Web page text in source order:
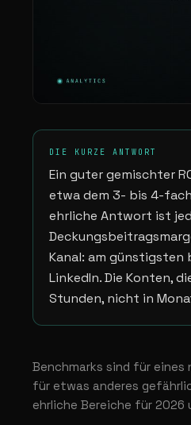
DIE KURZE ANTWORT
Ein guter gemischter
etwa dem 3- bis 4-
ehrliche Antwort ist
Kanal: am günstigsten
LinkedIn. Die Konten,
Stunden, nicht in
Benchmarks sind für eines
für etwas anderes
ehrliche Bereiche für 2026